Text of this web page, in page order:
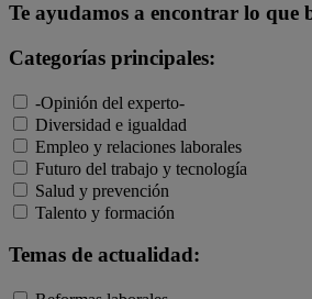
Te ayudamos a encontrar lo que
Categorías principales:
-Opinión del experto-
Diversidad e igualdad
Empleo y relaciones laborales
Futuro del trabajo y tecnología
Salud y prevención
Talento y formación
Temas de actualidad: